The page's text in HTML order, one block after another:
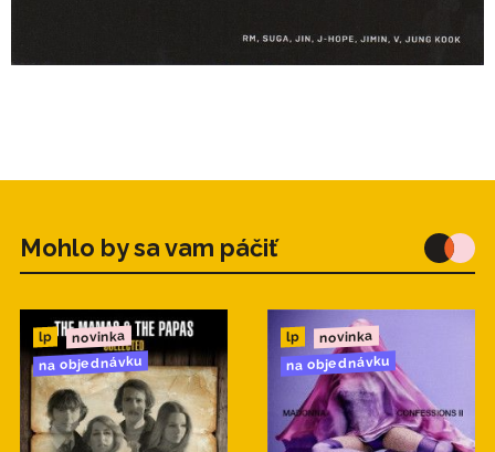
Mohlo by sa vam páčiť
lp novinka
na objednávku
lp novinka
na objednávku